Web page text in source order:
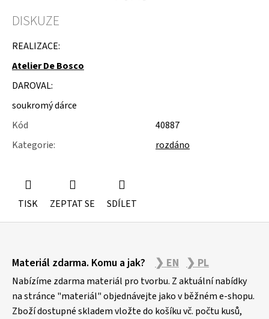
DISKUZE
REALIZACE:
Atelier De Bosco
DAROVAL:
soukromý dárce
Kód
40887
Kategorie: rozdáno
TISK ZEPTAT SE SDÍLET
j
e
m
e
-
Materiál zdarma. Komu a jak? ❯ EN ❯ PL
Nabízíme zdarma materiál pro tvorbu. Z aktuální nabídky
na stránce "materiál" objednávejte jako v běžném e-shopu.
Zboží dostupné skladem vložte do košíku vč. počtu kusů,